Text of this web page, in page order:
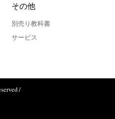
その他
別売り教科書
サービス
/